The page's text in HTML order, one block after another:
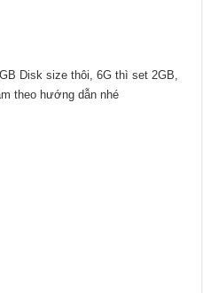
Disk size thôi, 6G thì set 2GB,
theo hướng dẫn nhé